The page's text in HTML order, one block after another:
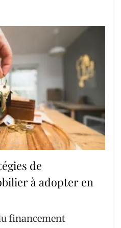
de
à adopter en
financement